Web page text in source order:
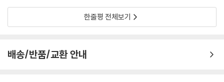
한줄평 전체보기
배송/반품/교환 안내